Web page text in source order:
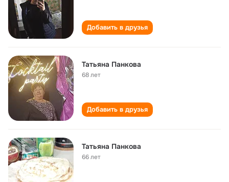
Добавить в друзья
Татьяна Панкова
68 лет
Добавить в друзья
Татьяна Панкова
66 лет